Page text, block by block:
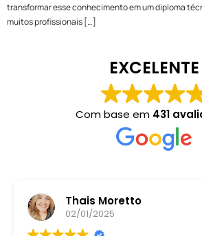
transformar esse conhecimento em um diploma
muitos profissionais […]
EXCELENTE
Com base em 431
Thais Moretto
02/01/2025